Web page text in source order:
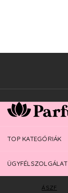
TOP KATEGÓRIÁK
ÜGYFÉLSZOLGÁLAT
ÁSZF